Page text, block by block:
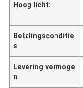
Hoog licht:
Betalingsconditie
s
Levering vermoge
n